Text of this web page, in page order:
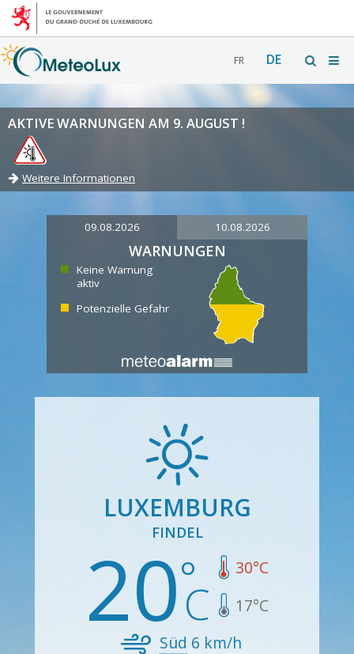
FR DE
AKTIVE WARNUNGEN AM 9. AUGUST !
Weitere Informationen
09.08.2026 10.08.2026
WARNUNGEN
Keine Warnung
aktiv
Potenzielle Gefahr
LUXEMBURG
FINDEL
20 30°C
17°C
Süd 6 km/h